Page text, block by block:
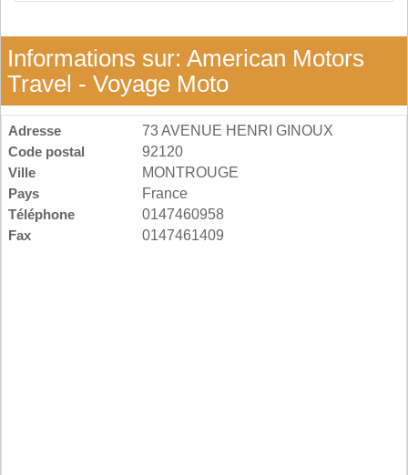
Informations sur: American Motors
Travel - Voyage Moto
Adresse
73 AVENUE HENRI GINOUX
Code postal
92120
Ville
MONTROUGE
Pays
France
Téléphone
0147460958
Fax
0147461409